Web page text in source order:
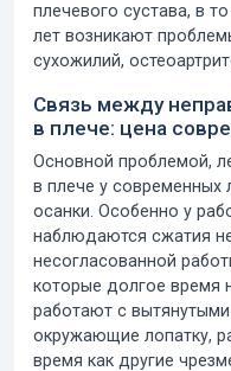
плечевого сустава, в
лет возникают
сухожилий,
Связь между
в плече: цена
Основной проблемой,
в плече у современных
осанки . Особенно у
наблюдаются сжатия
несогласованной
которые долгое время
работают с
окружающие лопатку,
время как другие